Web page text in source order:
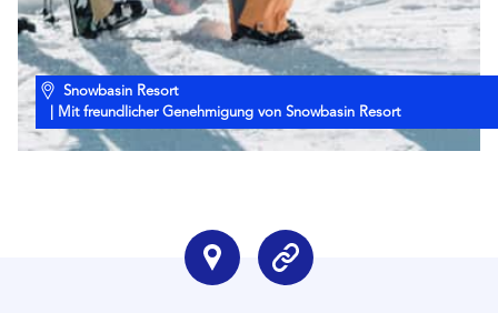
Snowbasin Resort
| Mit freundlicher Genehmigung von Snowbasin Resort